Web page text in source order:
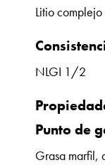
Litio
NLGI 1/2
Punto de
Grasa marfil,